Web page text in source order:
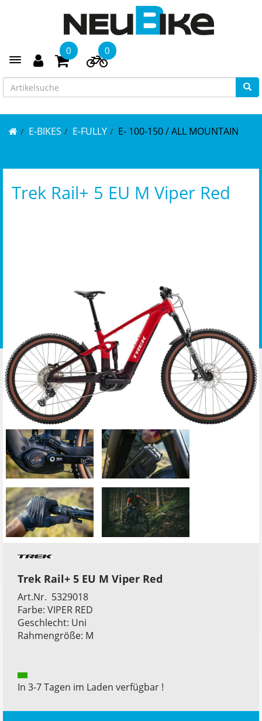
Toggle navigation
0 0
E-BIKES E-FULLY E- 100-150 / ALL MOUNTAIN
Trek Rail+ 5 EU M Viper Red
Trek Rail+ 5 EU M Viper Red
Art.Nr. 5329018
Farbe: VIPER RED
Geschlecht: Uni
Rahmengröße: M
In 3-7 Tagen im Laden verfügbar !